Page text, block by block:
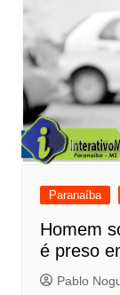
Paranaíba
Homem
é preso
Pablo